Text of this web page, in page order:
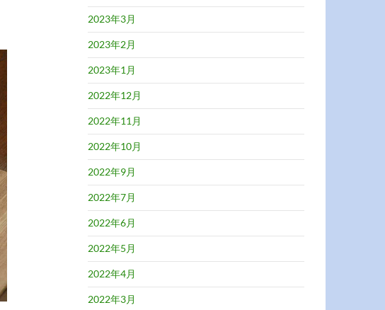
2023年3月
2023年2月
2023年1月
2022年12月
2022年11月
2022年10月
2022年9月
2022年7月
2022年6月
2022年5月
2022年4月
2022年3月